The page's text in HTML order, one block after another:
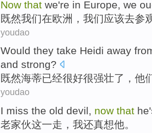
Now that we're in Europe , we
既然我们在欧洲 ，我们应该去参
youdao
Would they take Heidi away
and strong?
既然海蒂已经很好很强壮了， 他
youdao
I miss the old devil, now that he
老家伙这一走 ， 我还真想他。